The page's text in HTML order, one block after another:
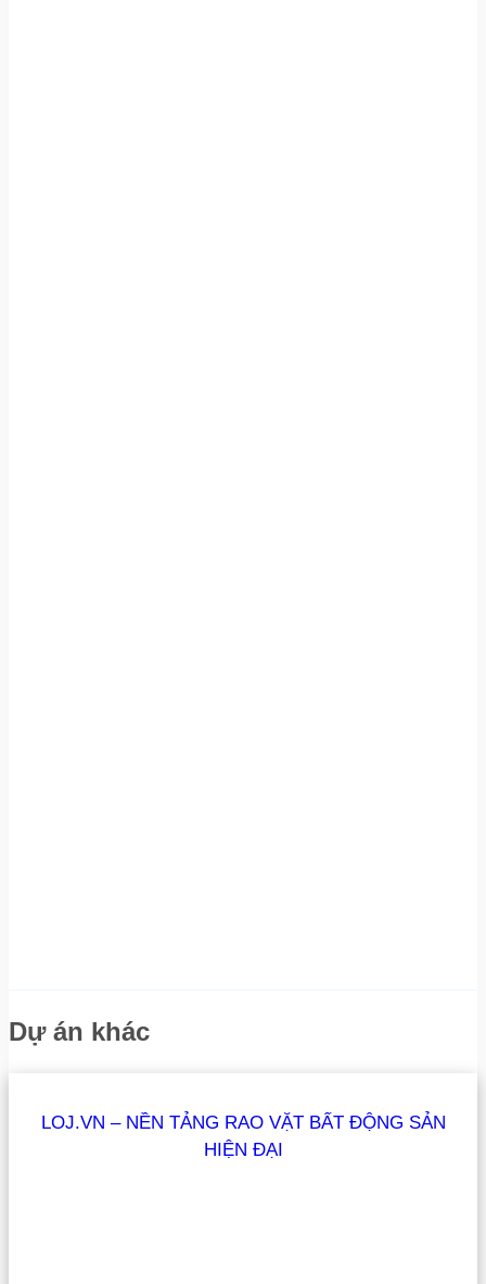
Dự án khác
LOJ.VN – NỀN TẢNG RAO VẶT BẤT ĐỘNG SẢN
HIỆN ĐẠI